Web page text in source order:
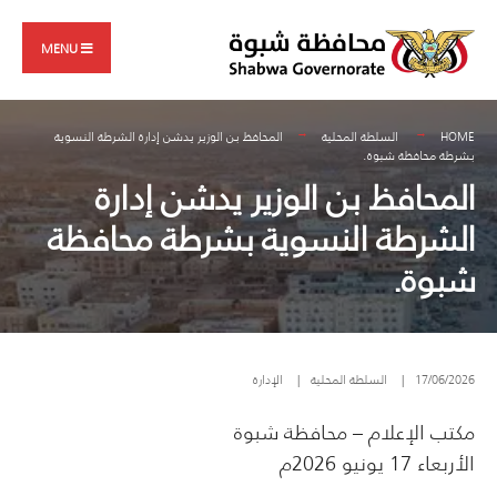
content
MENU
HOME السلطة المحلية
المحافظ بن الوزير يدشن إدارة الشرطة النسوية
بشرطة محافظة شبوة.
المحافظ بن الوزير يدشن إدارة
الشرطة النسوية بشرطة محافظة
شبوة.
17/06/2026
| السلطة المحلية | الإدارة
مكتب الإعلام – محافظة شبوة
الأربعاء 17 يونيو 2026م
for: